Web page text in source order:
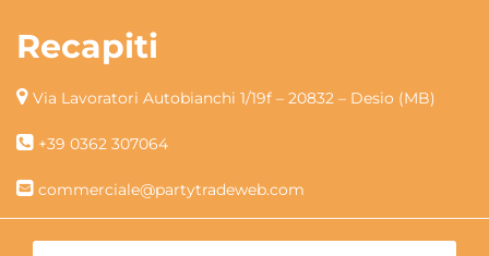
Recapiti
Via Lavoratori Autobianchi 1/19f – 20832 – Desio (MB)
+39 0362 307064
commerciale@partytradeweb.com